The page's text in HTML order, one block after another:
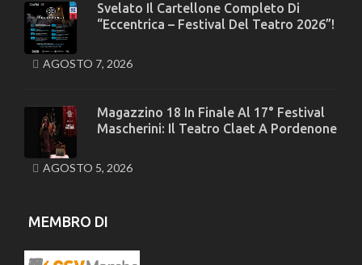
Svelato Il Cartellone Completo Di
“Eccentrica – Festival Del Teatro 2026”!
AGOSTO 7, 2026
Magazzino 18 In Finale Al 17° Festival
Mascherini: Il Teatro Claet A Pordenone
AGOSTO 5, 2026
MEMBRO DI